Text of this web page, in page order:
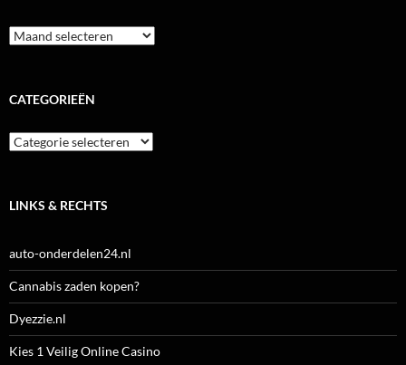
Archieven
CATEGORIEËN
Categorieën
LINKS & RECHTS
auto-onderdelen24.nl
Cannabis zaden kopen?
Dyezzie.nl
Kies 1 Veilig Online Casino